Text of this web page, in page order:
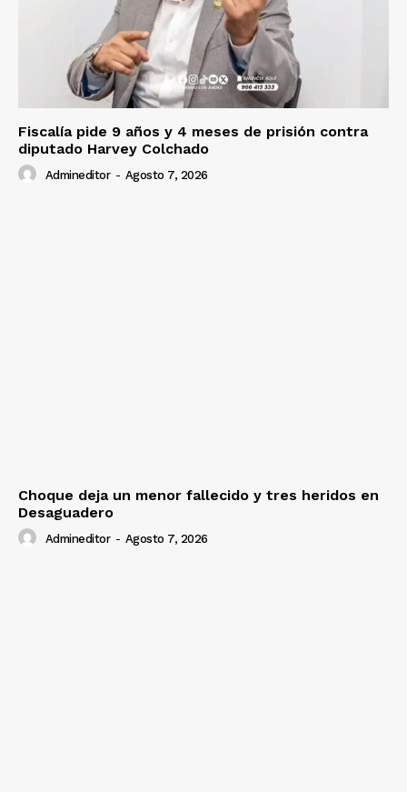
Fiscalía pide 9 años y 4 meses de prisión contra
diputado Harvey Colchado
Admineditor - Agosto 7, 2026
Choque deja un menor fallecido y tres heridos en
Desaguadero
Admineditor - Agosto 7, 2026